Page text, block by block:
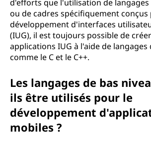
d'efforts que l'utilisation de langages
ou de cadres spécifiquement conçus
développement d'interfaces
(IUG), il est toujours possible de
applications IUG à l'aide de langages
comme le C et le C++.
Les langages de bas
ils être utilisés pour le
développement
mobiles ?